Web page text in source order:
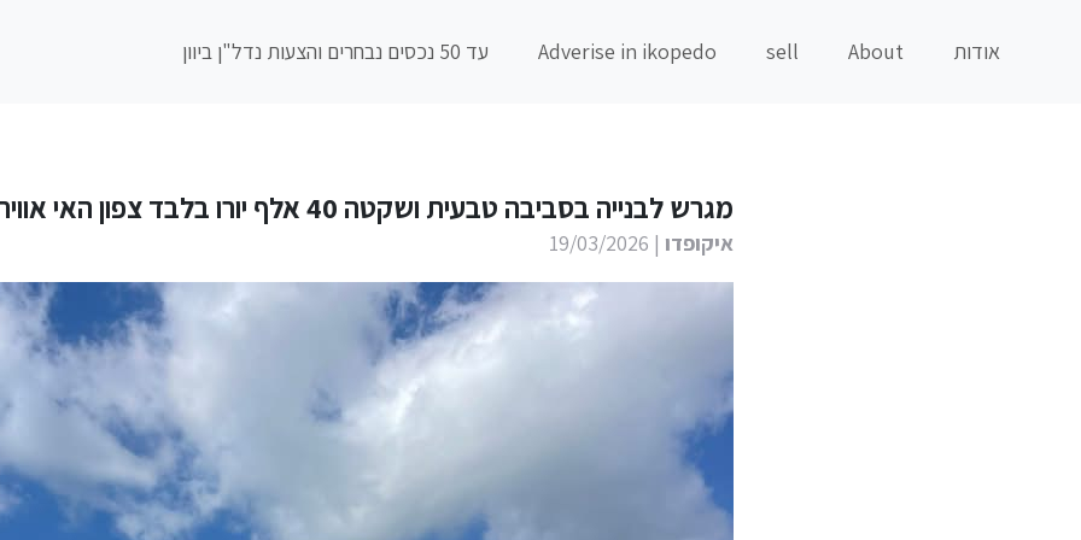
אודות About
sell
Adverise in ikopedo עד 50 נכסים נבחרים והצעות נדל"ן ביוון
מגרש לבנייה בסביבה טבעית ושקטה 40 אלף יורו בלבד צפון האי אוויה
איקופדו | 19/03/2026